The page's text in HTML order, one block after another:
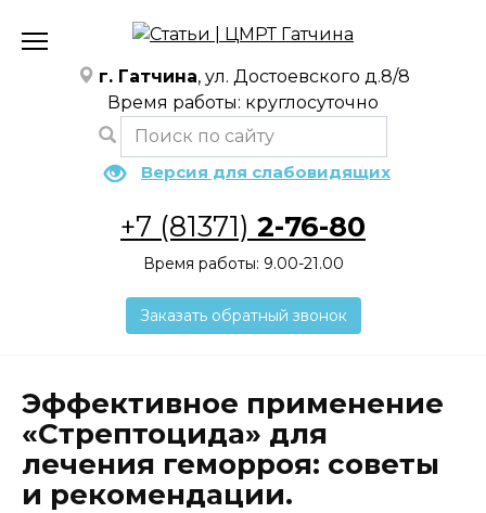
содержанию
г. Гатчина, ул. Достоевского д.8/8
Время работы: круглосуточно
Версия для слабовидящих
+7 (81371) 2-76-80
Время работы: 9.00-21.00
Заказать обратный звонок
Эффективное применение
«Стрептоцида» для
лечения геморроя: советы
и рекомендации.